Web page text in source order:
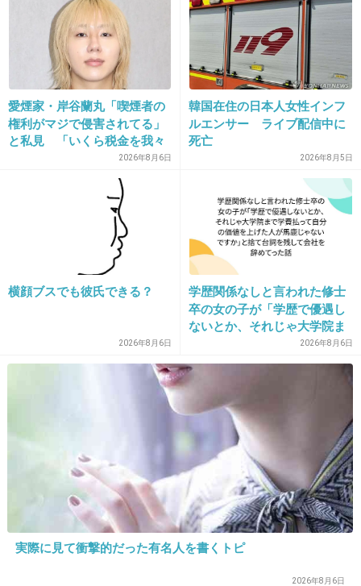
記事に書いてある
+4
15. 匿名2021/04/16(金) 10:17:18
愛羅武勇みたいな当て字だね
+100 -1
妹の松田ゆうきよりもだいぶ年下だー
+151 -1
愛煙家・岸谷蘭丸「喫煙者の
権利がマジで侵害されてる」
と私見 「いくら税金を我々
2026年8月6日
韓国在住の日本人女性インフ
ルエンサー ライブ配信中に
死亡
2026年8月5日
横顔ブスでも彼氏できる？
2026年8月6日
学歴関係なしと言われた修士
卒の女の子が「学歴で優遇し
ないとか、それじゃ大学院ま
で学費払って自分の価値を上
げた人が馬鹿じゃないです
か」と捨て台詞を残し会社を
辞めてった
2026年8月6日
実際に見て衝撃的だった有名人を書くトピ
2026年8月6日